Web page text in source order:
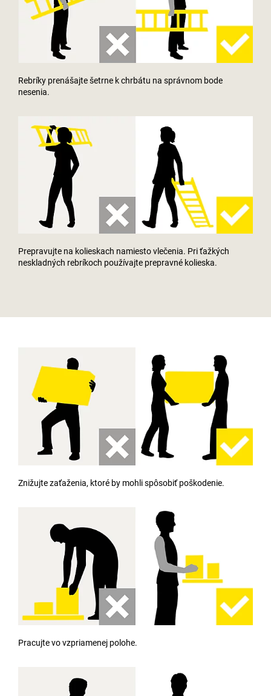
Rebríky prenášajte šetrne k chrbátu na správnom bode
nesenia.
Prepravujte na kolieskach namiesto vlečenia. Pri ťažkých
neskladných rebríkoch používajte prepravné kolieska.
Znižujte zaťaženia, ktoré by mohli spôsobiť poškodenie.
Pracujte vo vzpriamenej polohe.